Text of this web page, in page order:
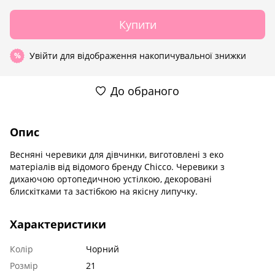
Купити
% Увійти для відображення накопичувальної знижки
До обраного
Опис
Весняні черевики для дівчинки, виготовлені з еко
матеріалів від відомого бренду Chicco. Черевики з
дихаючою ортопедичною устілкою, декоровані
блискітками та застібкою на якісну липучку.
Характеристики
Колір
Чорний
Розмір
21